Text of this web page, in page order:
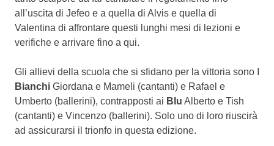
all’uscita di Jefeo e a quella di Alvis e quella di
Valentina di affrontare questi lunghi mesi di lezioni e
verifiche e arrivare fino a qui.
Gli allievi della scuola che si sfidano per la vittoria sono I
Bianchi Giordana e Mameli (cantanti) e Rafael e
Umberto (ballerini), contrapposti ai Blu Alberto e Tish
(cantanti) e Vincenzo (ballerini). Solo uno di loro riuscirà
ad assicurarsi il trionfo in questa edizione.